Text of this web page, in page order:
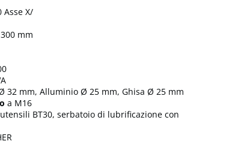
Asse X/
mm
32 mm, Alluminio Ø 25 mm, Ghisa Ø 25 mm
a M16
BT30, serbatoio di lubrificazione con